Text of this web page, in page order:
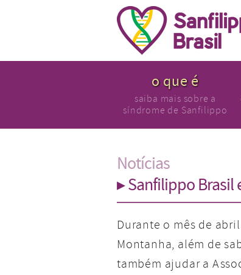
o que é
saiba mais sobre a
síndrome de Sanfilippo
Notícias
▸ Sanfilippo Brasil
Durante o mês de
Montanha, além de
também ajudar a